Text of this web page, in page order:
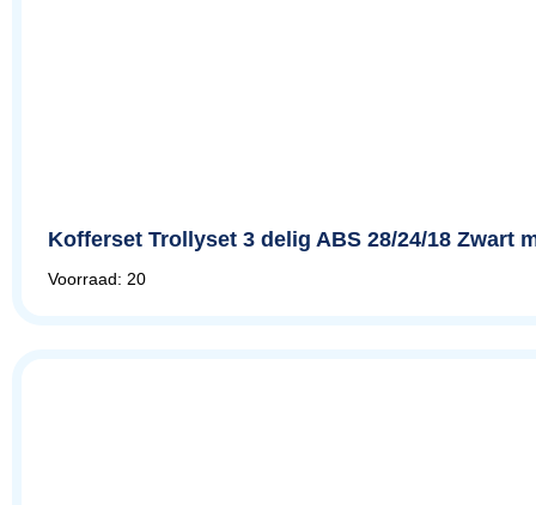
Kofferset Trollyset 3 delig ABS 28/24/18 Zwart
Voorraad: 20